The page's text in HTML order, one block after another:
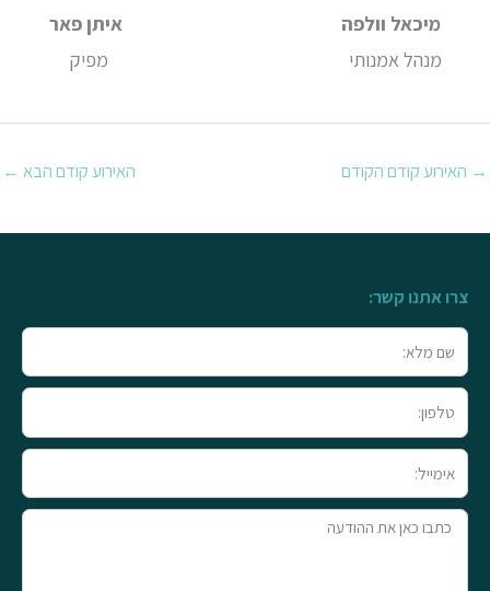
מיכאל וולפה איתן פאר
מנהל אמנותי מפיק
→ האירוע קודם הקודם האירוע קודם הבא ←
צרו אתנו קשר:
שם
מלא
טלפון
אימייל
טקסט